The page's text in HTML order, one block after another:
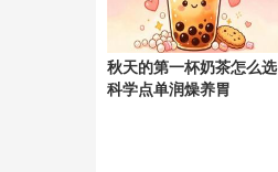
秋天的第一杯奶茶怎么选
科学点单润燥养胃